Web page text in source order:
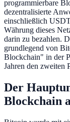
programmierbare
dezentralisierte
einschließlich
Währung dieses
darin zu bezahlen.
grundlegend von
Blockchain" in der
Jahren den zweiten
Der
Blockchain